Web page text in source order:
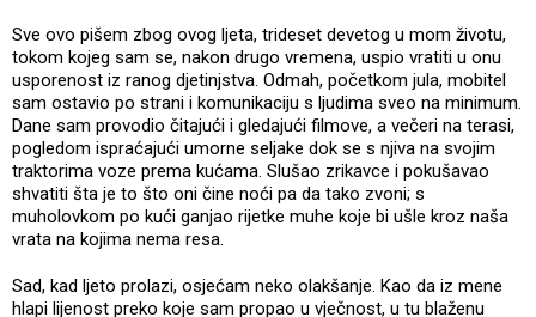
Sve ovo pišem zbog ovog ljeta, trideset devetog u mom životu,
tokom kojeg sam se, nakon drugo vremena, uspio vratiti u onu
usporenost iz ranog djetinjstva. Odmah, početkom jula, mobitel
sam ostavio po strani i komunikaciju s ljudima sveo na minimum.
Dane sam provodio čitajući i gledajući filmove, a večeri na terasi,
pogledom ispraćajući umorne seljake dok se s njiva na svojim
traktorima voze prema kućama. Slušao zrikavce i pokušavao
shvatiti šta je to što oni čine noći pa da tako zvoni; s
muholovkom po kući ganjao rijetke muhe koje bi ušle kroz naša
vrata na kojima nema resa.
Sad, kad ljeto prolazi, osjećam neko olakšanje. Kao da iz mene
hlapi lijenost preko koje sam propao u vječnost, u tu blaženu